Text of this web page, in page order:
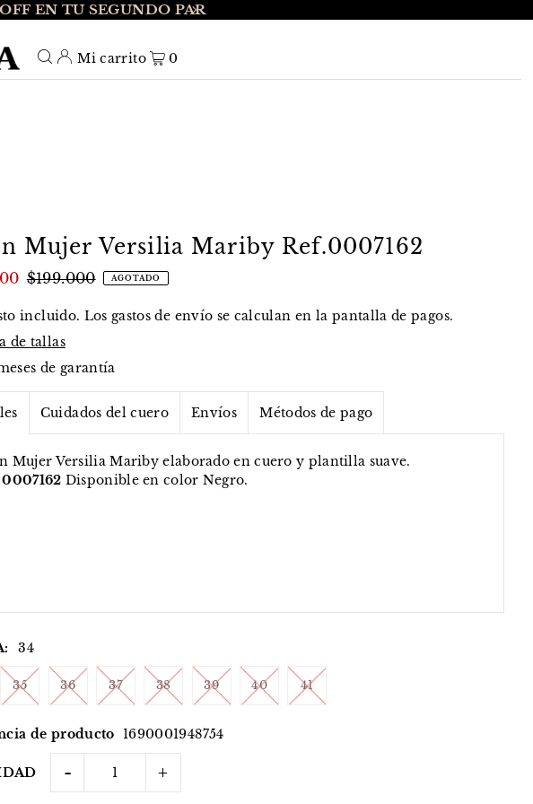
EN TU SEGUNDO PAR
Mi carrito 0
Mujer Versilia Mariby Ref.0007162
$199.000 AGOTADO
incluido. Los gastos de envío se calculan en la pantalla de pagos.
de tallas
de garantía
Cuidados del cuero Envíos Métodos de pago
Mujer Versilia Mariby elaborado en cuero y plantilla suave.
0007162 Disponible en color Negro.
34
35 36 37 38 39 40 41
de producto 1690001948754
- +